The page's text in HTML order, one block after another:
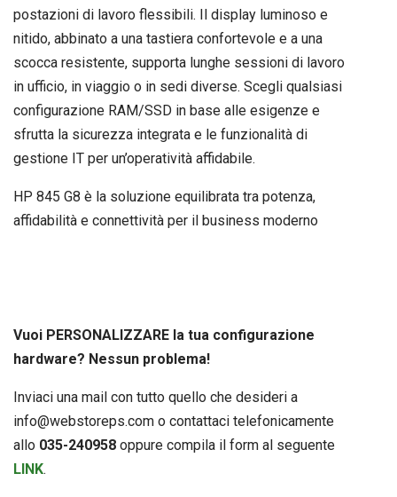
postazioni di lavoro flessibili. Il display luminoso e
nitido, abbinato a una tastiera confortevole e a una
scocca resistente, supporta lunghe sessioni di lavoro
in ufficio, in viaggio o in sedi diverse. Scegli qualsiasi
configurazione RAM/SSD in base alle esigenze e
sfrutta la sicurezza integrata e le funzionalità di
gestione IT per un’operatività affidabile.
HP 845 G8 è la soluzione equilibrata tra potenza,
affidabilità e connettività per il business moderno
Vuoi PERSONALIZZARE la tua configurazione
hardware? Nessun problema!
Inviaci una mail con tutto quello che desideri a
info@webstoreps.com o contattaci telefonicamente
allo 035-240958 oppure compila il form al seguente
LINK.